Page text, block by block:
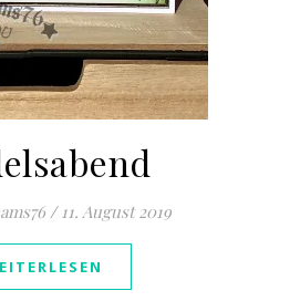
/ 11. August 2019